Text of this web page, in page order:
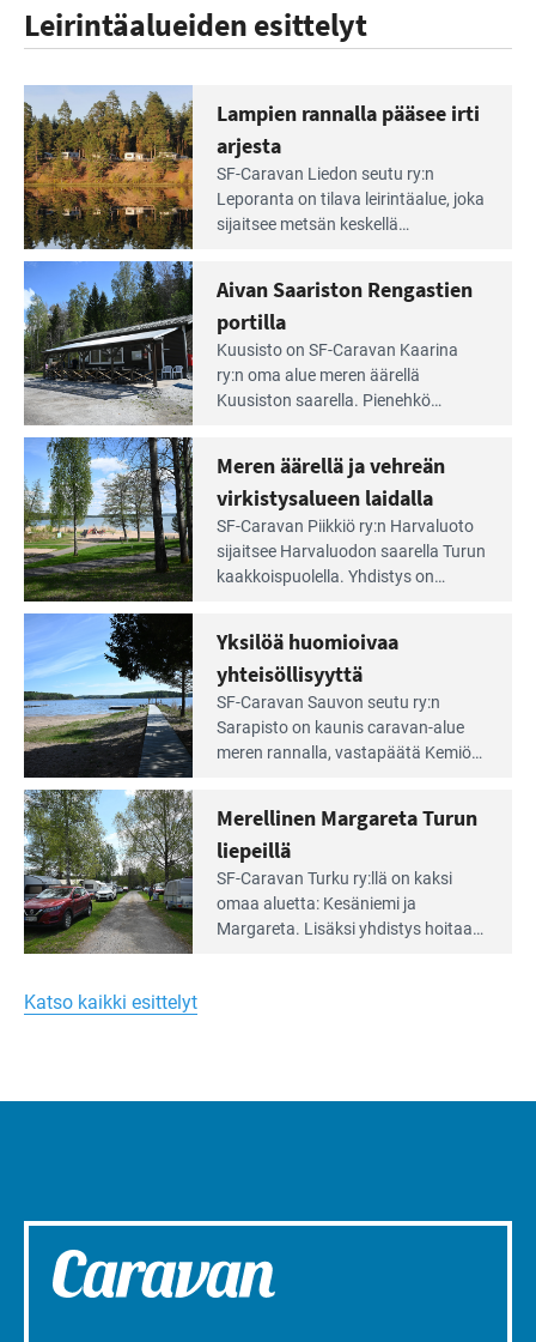
Leirintäalueiden esittelyt
Lue
Leirintäoppaan
artikkeli:
Lampien
rannalla
pääsee
irti
arjesta
Lampien rannalla pääsee irti
arjesta
SF-Caravan Liedon seutu ry:n
Leporanta on tilava leirintäalue, joka
sijaitsee metsän kes­kellä
tarjoaa ympäris­töineen kauniit
maisemat ja loistavat virkistäytymis­
mahdollisuudet.
Lue
Leirintäoppaan
artikkeli:
Aivan
Saariston
Rengastien
portilla
Aivan Saariston Rengastien
portilla
Kuusisto on SF-Caravan Kaarina
ry:n oma alue meren äärellä
Kuusiston saarella. Pie­nehkö
Lue
Leirintäoppaan
artikkeli:
Meren
äärellä
ja
vehreän
virkistysalueen
laidalla
Meren äärellä ja vehreän
virkistysalueen laidalla
SF-Caravan Piikkiö ry:n Harvaluoto
sijait­see Harvaluodon saarella Turun
kaakkois­puolella. Yhdistys on
virkistysalueesta.
Lue
Leirintäoppaan
artikkeli:
Yksilöä
huomioivaa
yhteisöllisyyttä
Yksilöä huomioivaa
yhteisöllisyyttä
SF-Caravan Sauvon seutu ry:n
Sarapisto on kaunis caravan-alue
meren rannalla, vasta­päätä Kemiön
kymmenen paikkaa ilman sähköä.
Lue
Leirintäoppaan
artikkeli:
Merellinen
Turun
liepeillä
Merellinen Margareta Turun
liepeillä
SF-Caravan Turku ry:llä on kaksi
omaa aluet­ta: Kesäniemi ja
Margareta. Lisäksi yhdis­tys hoitaa
Katso kaikki esittelyt